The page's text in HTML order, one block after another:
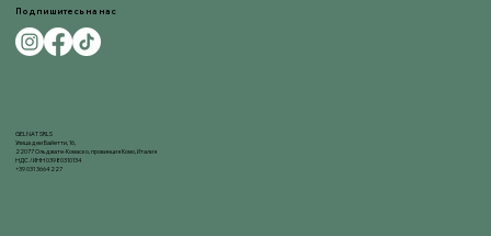
Подпишитесь на нас
GELNAT SRLS
Улица деи Байетти, 16,
22077 Ольджате-Комаско, провинция Комо, Италия
НДС / ИНН 03980310134
+39 031 3664227